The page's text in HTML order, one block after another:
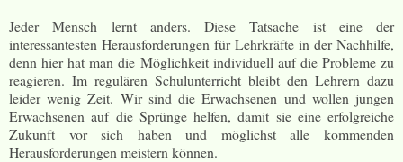
Jeder Mensch lernt anders. Diese Tatsache ist eine der
interessantesten Herausforderungen für Lehrkräfte in der Nachhilfe,
denn hier hat man die Möglichkeit individuell auf die Probleme zu
reagieren. Im regulären Schulunterricht bleibt den Lehrern dazu
leider wenig Zeit. Wir sind die Erwachsenen und wollen jungen
Erwachsenen auf die Sprünge helfen, damit sie eine erfolgreiche
Zukunft vor sich haben und möglichst alle kommenden
Herausforderungen meistern können.